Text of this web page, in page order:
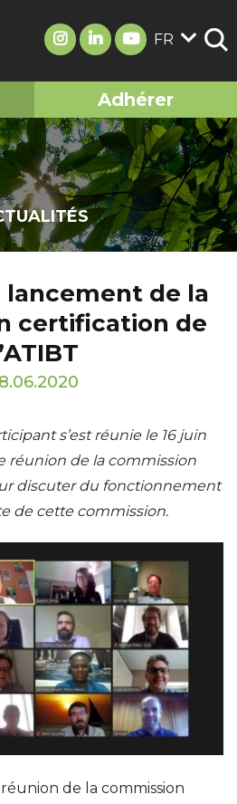
FR
Adhérer
lancement de la
certification de
s’est réunie le 16 juin
réunion de la commission
discuter du fonctionnement
de cette commission.
de la commission